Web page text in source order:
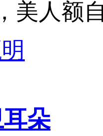
美人额
朵